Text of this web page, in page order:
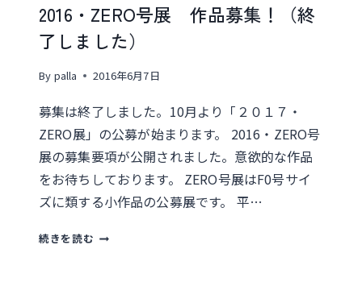
2016・ZERO号展 作品募集！（終
了しました）
By palla 2016年6月7日
募集は終了しました。10月より「２０１７・
ZERO展」の公募が始まります。 2016・ZERO号
展の募集要項が公開されました。意欲的な作品
をお待ちしております。 ZERO号展はF0号サイ
ズに類する小作品の公募展です。 平…
続きを読む 2016・